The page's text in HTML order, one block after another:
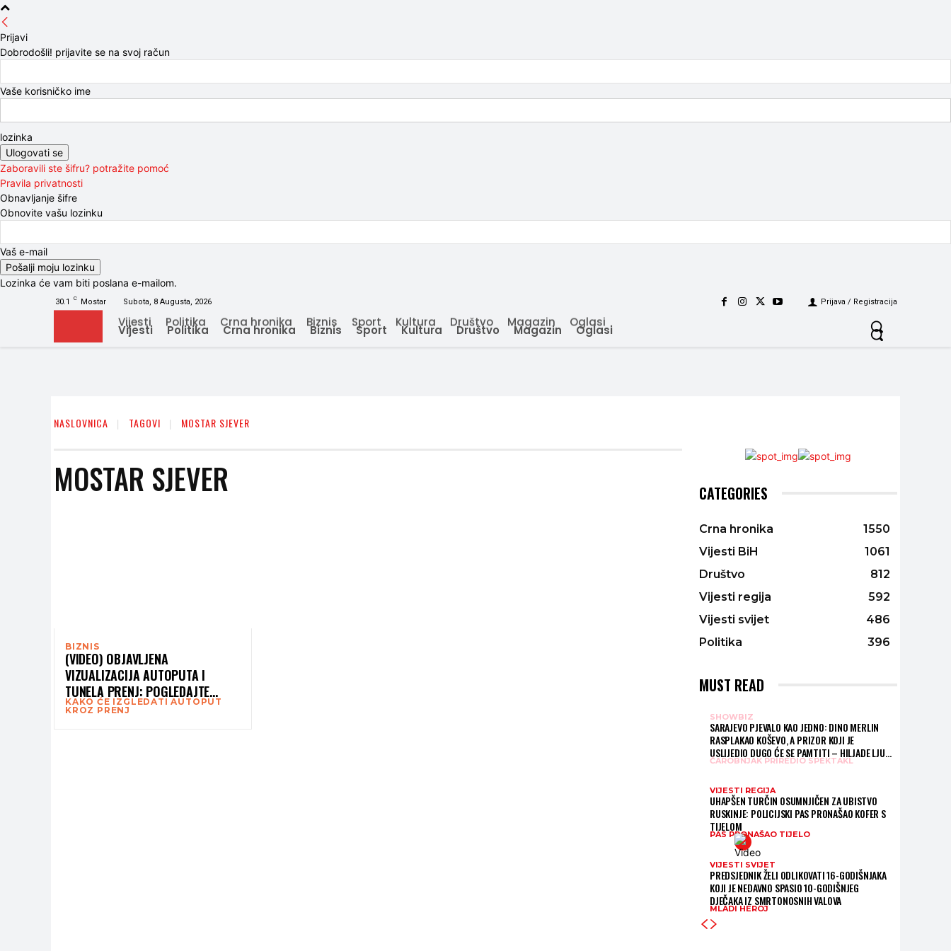
Prijavi
Dobrodošli! prijavite se na svoj račun
Vaše korisničko ime
lozinka
Zaboravili ste šifru? potražite pomoć
Pravila privatnosti
Obnavljanje šifre
Obnovite vašu lozinku
Vaš e-mail
Lozinka će vam biti poslana e-mailom.
30.1 C Mostar Subota, 8 Augusta, 2026 Prijava / Registracija
Vijesti Politika Crna hronika Biznis Sport Kultura Društvo Magazin Oglasi
Vijesti Politika Crna hronika Biznis Sport Kultura Društvo Magazin Oglasi
NASLOVNICA TAGOVI MOSTAR SJEVER
MOSTAR SJEVER
BIZNIS
(VIDEO) OBJAVLJENA
VIZUALIZACIJA AUTOPUTA I
TUNELA PRENJ: POGLEDAJTE
KAKO ĆE IZGLEDATI IZLAZ PREMA
KAKO ĆE IZGLEDATI AUTOPUT
KROZ PRENJ
CATEGORIES
Crna hronika
1550
Vijesti BiH
1061
Društvo
812
Vijesti regija
592
Vijesti svijet
486
Politika
396
MUST READ
SHOWBIZ
SARAJEVO PJEVALO KAO JEDNO: DINO MERLIN
RASPLAKAO KOŠEVO, A PRIZOR KOJI JE
USLIJEDIO DUGO ĆE SE PAMTITI – HILJADE LJUDI
PJEVALO “LJILJANE”
ČAROBNJAK PRIREDIO SPEKTAKL
VIJESTI REGIJA
UHAPŠEN TURČIN OSUMNJIČEN ZA UBISTVO
RUSKINJE: POLICIJSKI PAS PRONAŠAO KOFER S
TIJELOM
PAS PRONAŠAO TIJELO
VIJESTI SVIJET
PREDSJEDNIK ŽELI ODLIKOVATI 16-GODIŠNJAKA
KOJI JE NEDAVNO SPASIO 10-GODIŠNJEG
DJEČAKA IZ SMRTONOSNIH VALOVA
MLADI HEROJ